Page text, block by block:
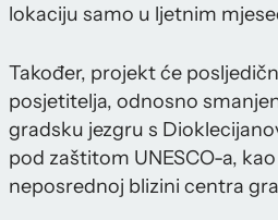
lokaciju samo u ljetnim
Također, projekt će
posjetitelja, odnosno
gradsku jezgru s
pod zaštitom UNESCO-a,
neposrednoj blizini centra